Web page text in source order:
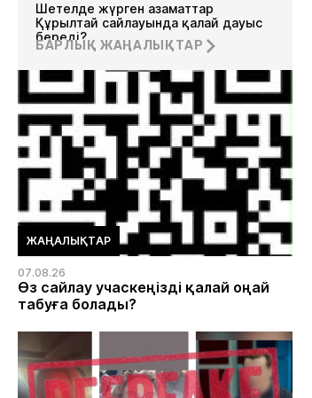
Шетелде жүрген азаматтар
Құрылтай сайлауында қалай дауыс
береді?
БАРЛЫҚ ЖАҢАЛЫҚТАР
ЖАҢАЛЫҚТАР
07.08.26
Өз сайлау учаскеңізді қалай оңай
табуға болады?